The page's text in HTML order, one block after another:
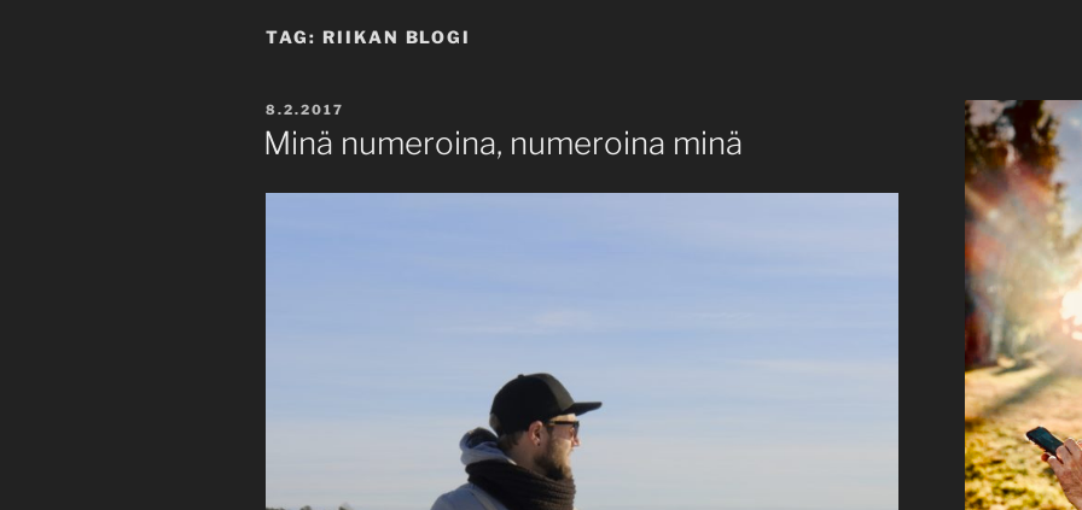
TAG: RIIKAN BLOGI
POSTED
ON
8.2.2017
Minä numeroina, numeroina minä